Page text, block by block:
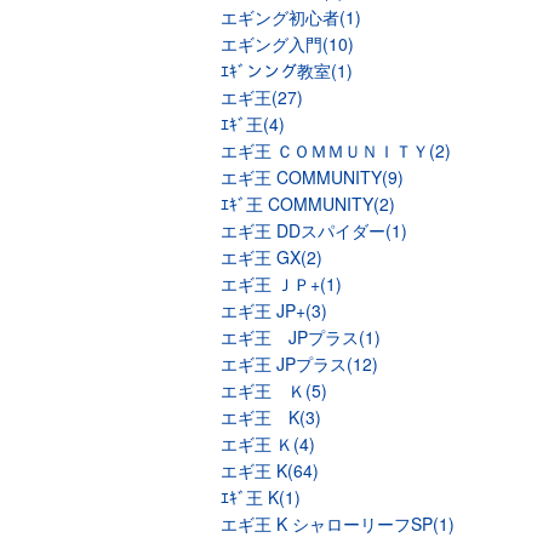
エギング初心者(1)
エギング入門(10)
ｴｷﾞンング教室(1)
エギ王(27)
ｴｷﾞ王(4)
エギ王 ＣＯＭＭＵＮＩＴＹ(2)
エギ王 COMMUNITY(9)
ｴｷﾞ王 COMMUNITY(2)
エギ王 DDスパイダー(1)
エギ王 GX(2)
エギ王 ＪＰ+(1)
エギ王 JP+(3)
エギ王 JPプラス(1)
エギ王 JPプラス(12)
エギ王 Ｋ(5)
エギ王 K(3)
エギ王 Ｋ(4)
エギ王 K(64)
ｴｷﾞ王 K(1)
エギ王 K シャローリーフSP(1)